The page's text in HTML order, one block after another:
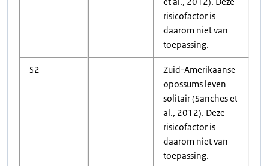
risicofactor is
daarom niet van
toepassing.
S2
Zuid-Amerikaanse
opossums leven
solitair (Sanches et
al., 2012). Deze
risicofactor is
daarom niet van
toepassing.